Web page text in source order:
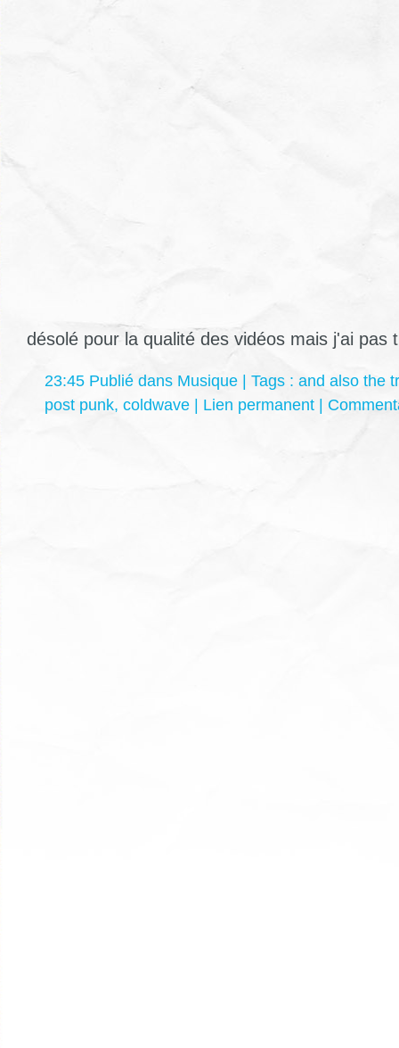
désolé pour la qualité des vidéos mais j'ai pas
23:45 Publié dans Musique | Tags : and also the
post punk, coldwave Lien permanent